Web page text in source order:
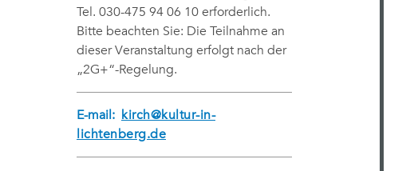
Tel. 030-475 94 06 10 erforderlich.
Bitte beachten Sie: Die Teilnahme an
dieser Veranstaltung erfolgt nach der
„2G+“-Regelung.
E-mail: kirch@kultur-in-
lichtenberg.de